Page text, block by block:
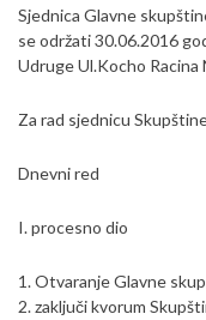
Sjednica Glavne
se održati 30.06.2016
Udruge Ul.Kocho Racina
Za rad sjednicu
Dnevni red
I. procesno dio
1. Otvaranje Glavne
2. zaključi kvorum